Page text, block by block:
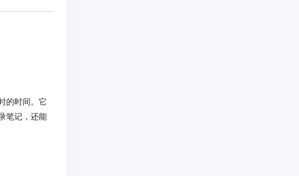
的时间。它
笔记，还能